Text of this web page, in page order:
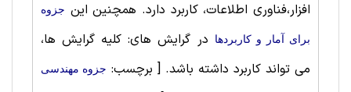
افزار،فناوری اطلاعات، کاربرد دارد. همچنین این جزوه
برای آمار و کاربردها
در گرایش های: کلیه گرایش ها،
می تواند کاربرد داشته باشد. [ برچسب: جزوه مهندسی